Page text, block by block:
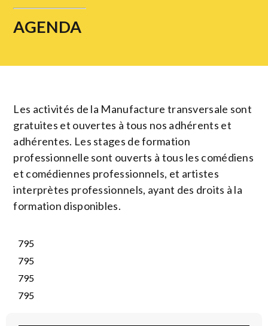
AGENDA
Les activités de la Manufacture transversale sont
gratuites et ouvertes à tous nos adhérents et
adhérentes. Les stages de formation
professionnelle sont ouverts à tous les comédiens
et comédiennes professionnels, et artistes
interprètes professionnels, ayant des droits à la
formation disponibles.
795
795
795
795